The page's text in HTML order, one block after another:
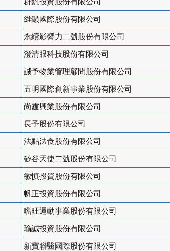
群釩投資股份有限公司
維鑛國際股份有限公司
永續影響力二號股份有限公司
澄清眼科技股份有限公司
誠予物業管理顧問股份有限公司
五明國際創新事業股份有限公司
尚霆興業股份有限公司
長予股份有限公司
法點法食股份有限公司
矽谷天使二號股份有限公司
敏慎投資股份有限公司
帆正投資股份有限公司
噹旺運動事業股份有限公司
瑜誠投資股份有限公司
新寶聯醫國際股份有限公司